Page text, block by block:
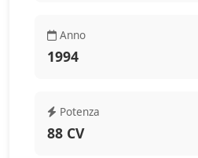
Anno
1994
Potenza
88 CV